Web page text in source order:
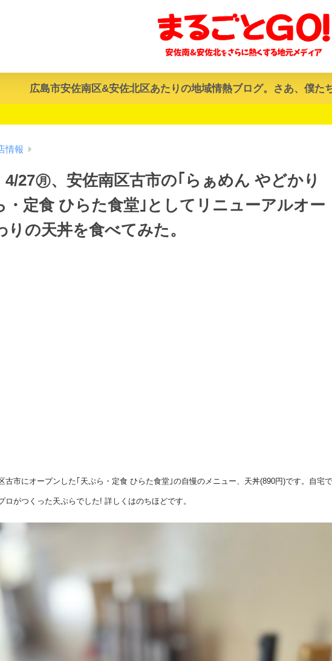
広島市安佐南区&安佐北区あたりの地域情熱ブログ。さあ、僕た
情報
4/27㊊、安佐南区古市の｢らぁめん やどかり
・定食 ひらた食堂｣としてリニューアルオー
りの天丼を食べてみた。
市にオープンした｢天ぷら・定食 ひらた食堂｣の自慢のメニュー、天丼(890円)です。自宅
ロがつくった天ぷらでした! 詳しくはのちほどです。